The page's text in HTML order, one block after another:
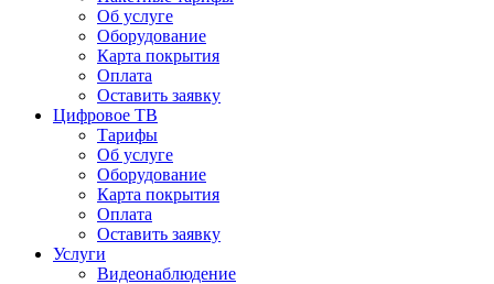
Об услуге
Оборудование
Карта покрытия
Оплата
Оставить заявку
Цифровое ТВ
Тарифы
Об услуге
Оборудование
Карта покрытия
Оплата
Оставить заявку
Услуги
Видеонаблюдение